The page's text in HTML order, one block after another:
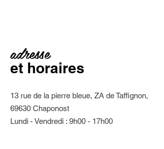
et horaires
adresse
13 rue de la pierre bleue, ZA de Taffignon,
69630 Chaponost
Lundi - Vendredi : 9h00 - 17h00